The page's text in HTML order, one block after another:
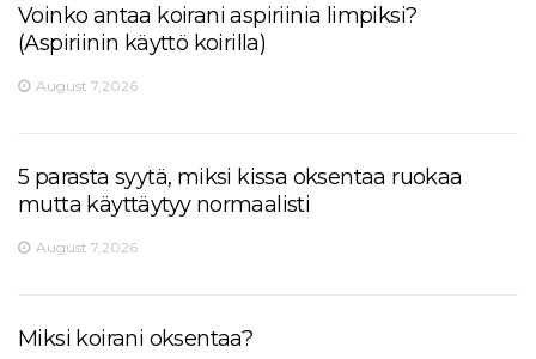
Voinko antaa koirani aspiriinia limpiksi?
(Aspiriinin käyttö koirilla)
August 7,2026
5 parasta syytä, miksi kissa oksentaa ruokaa
mutta käyttäytyy normaalisti
August 7,2026
Miksi koirani oksentaa?